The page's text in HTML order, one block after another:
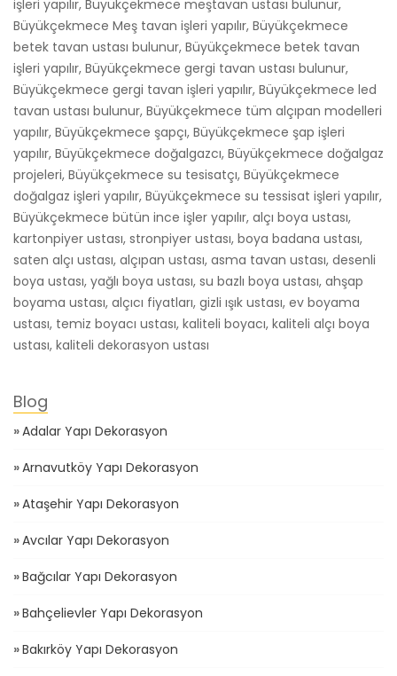
işleri yapılır, Büyükçekmece meştavan ustası bulunur,
Büyükçekmece Meş tavan işleri yapılır, Büyükçekmece
betek tavan ustası bulunur, Büyükçekmece betek tavan
işleri yapılır, Büyükçekmece gergi tavan ustası bulunur,
Büyükçekmece gergi tavan işleri yapılır, Büyükçekmece led
tavan ustası bulunur, Büyükçekmece tüm alçıpan modelleri
yapılır, Büyükçekmece şapçı, Büyükçekmece şap işleri
yapılır, Büyükçekmece doğalgazcı, Büyükçekmece doğalgaz
projeleri, Büyükçekmece su tesisatçı, Büyükçekmece
doğalgaz işleri yapılır, Büyükçekmece su tessisat işleri yapılır,
Büyükçekmece bütün ince işler yapılır, alçı boya ustası,
kartonpiyer ustası, stronpiyer ustası, boya badana ustası,
saten alçı ustası, alçıpan ustası, asma tavan ustası, desenli
boya ustası, yağlı boya ustası, su bazlı boya ustası, ahşap
boyama ustası, alçıcı fiyatları, gizli ışık ustası, ev boyama
ustası, temiz boyacı ustası, kaliteli boyacı, kaliteli alçı boya
ustası, kaliteli dekorasyon ustası
Adalar Yapı Dekorasyon
Arnavutköy Yapı Dekorasyon
Ataşehir Yapı Dekorasyon
Avcılar Yapı Dekorasyon
Bağcılar Yapı Dekorasyon
Bahçelievler Yapı Dekorasyon
Bakırköy Yapı Dekorasyon